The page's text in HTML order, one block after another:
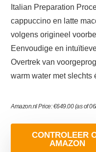
Italian Preparation
cappuccino en latte
volgens origineel
Eenvoudige en
Overtrek van
warm water met slechts
Amazon.nl Price:€649.00(as of
CONTROLEER
AMAZON